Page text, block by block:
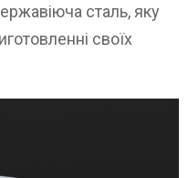
сталь, яку
своїх